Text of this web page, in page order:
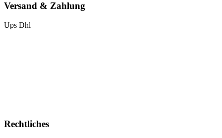
Versand & Zahlung
Ups Dhl
Rechtliches